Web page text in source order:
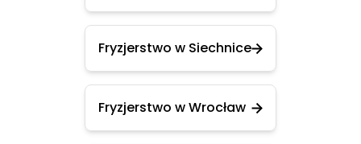
Fryzjerstwo w Siechnice
Fryzjerstwo w Wrocław